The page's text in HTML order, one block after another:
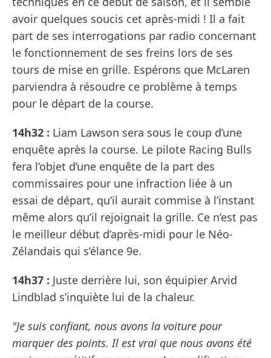
avoir quelques soucis cet après-midi ! Il a fait
part de ses interrogations par radio concernant
le fonctionnement de ses freins lors de ses
tours de mise en grille. Espérons que McLaren
parviendra à résoudre ce problème à temps
pour le départ de la course.
14h32 : Liam Lawson sera sous le coup d’une
enquête après la course. Le pilote Racing Bulls
fera l’objet d’une enquête de la part des
commissaires pour une infraction liée à un
essai de départ, qu’il aurait commise à l’instant
même alors qu’il rejoignait la grille. Ce n’est pas
le meilleur début d’après-midi pour le Néo-
Zélandais qui s’élance 9e.
14h37 : Juste derrière lui, son équipier Arvid
Lindblad s’inquiète lui de la chaleur.
"Je suis confiant, nous avons la voiture pour
marquer des points. Il est vrai que nous avons été